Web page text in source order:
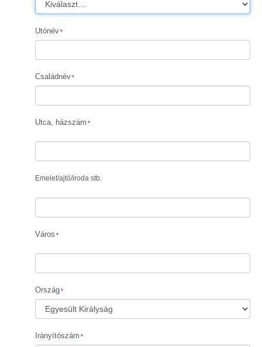
Utónév
Családnév
Utca, házszám
Emelet/ajtó/iroda stb.
Város
Ország
Irányítószám